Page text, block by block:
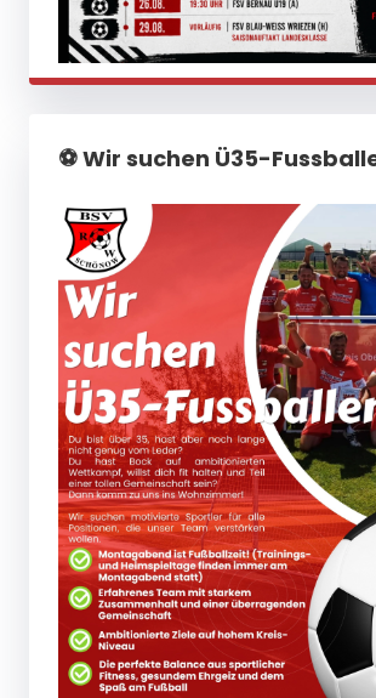
⚽️ Wir suchen Ü35-